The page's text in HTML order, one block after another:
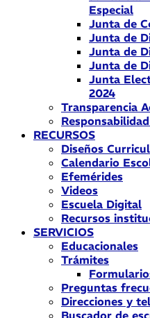
Especial
Junta de
Junta de
Junta de
Junta de
Junta
2024
Transparencia
RECURSOS
Diseños
Calendario
Efemérides
Videos
Escuela Digital
Recursos
SERVICIOS
Educacionales
Trámites
Preguntas
Direcciones y
Buscador de